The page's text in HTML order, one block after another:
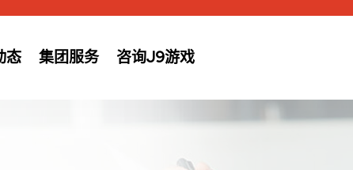
态 集团服务 咨询J9游戏